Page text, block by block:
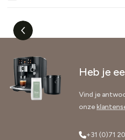
Heb je
Vind je
onze
+31 (0)71